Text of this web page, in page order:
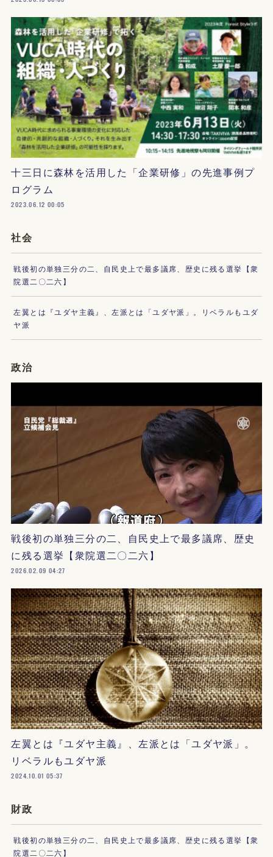
十三日に森林を活用した「企業研修」の先進事例プ
ログラム
2023.06.12 00:05
社会
戦後初の単独三分の二、自民史上で最多議席、歴史に残る選挙【衆
院選二〇二六】
左翼とは『ユダヤ主義』、左派とは「ユダヤ派」。リベラルもユダ
ヤ派
政治
戦後初の単独三分の二、自民史上で最多議席、歴史
に残る選挙【衆院選二〇二六】
2026.02.09 04:27
左翼とは『ユダヤ主義』、左派とは「ユダヤ派」。
リベラルもユダヤ派
2024.10.01 05:37
財政
戦後初の単独三分の二、自民史上で最多議席、歴史に残る選挙【衆
院選二〇二六】